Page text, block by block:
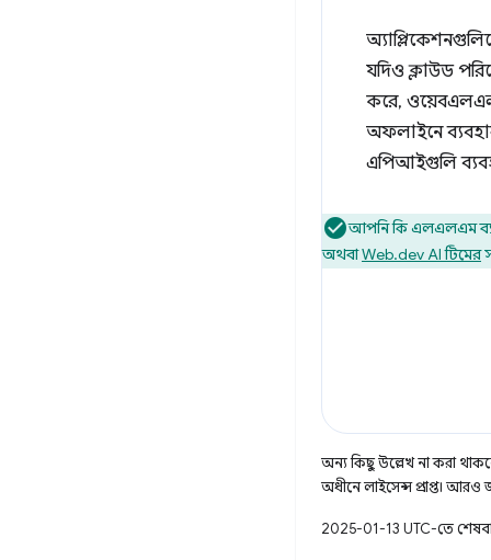
যদিও ক্লাউড
করে,
অফলাইনে
এপিআইগুলি
আপনি কি এলএলএম
অথবাWeb.dev AI টিমের
অন্য কিছু উল্লেখ না করা
অধীনে লাইসেন্স প্রাপ্ত। আরও
2025-01-13 UTC-তে